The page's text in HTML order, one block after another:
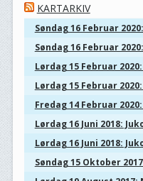
KARTARKIV
Søndag 16 Februar
Søndag 16 Februar
Lørdag 15 Februar
Lørdag 15 Februar
Fredag 14 Februar
Lørdag 16 Juni 2018:
Lørdag 16 Juni 2018:
Søndag 15 Oktober